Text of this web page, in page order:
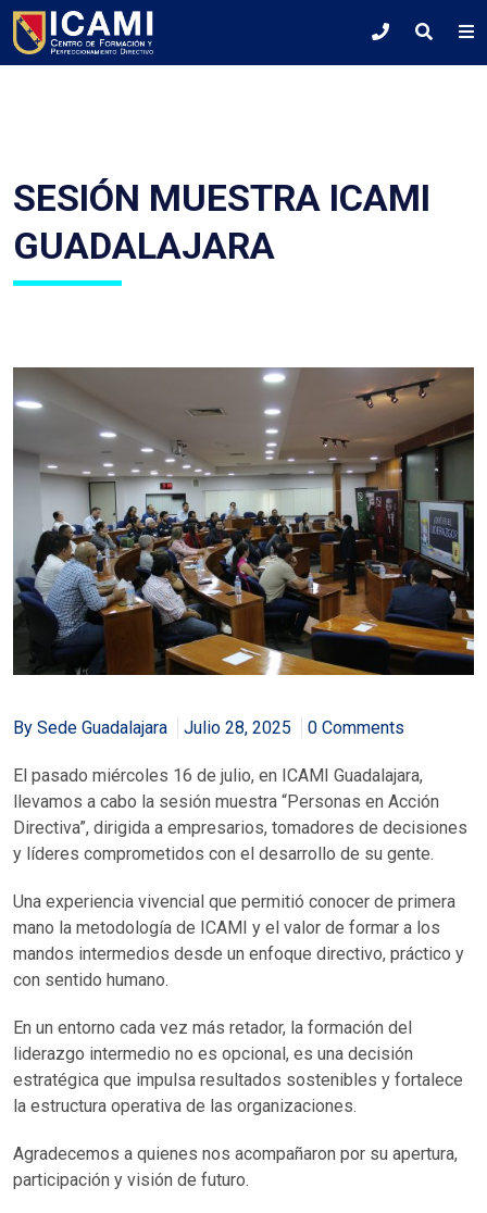
SESIÓN MUESTRA ICAMI
GUADALAJARA
By Sede Guadalajara Julio 28, 2025 0 Comments
El pasado miércoles 16 de julio, en ICAMI Guadalajara,
llevamos a cabo la sesión muestra “Personas en Acción
Directiva”, dirigida a empresarios, tomadores de decisiones
y líderes comprometidos con el desarrollo de su gente.
Una experiencia vivencial que permitió conocer de primera
mano la metodología de ICAMI y el valor de formar a los
mandos intermedios desde un enfoque directivo, práctico y
con sentido humano.
En un entorno cada vez más retador, la formación del
liderazgo intermedio no es opcional, es una decisión
estratégica que impulsa resultados sostenibles y fortalece
la estructura operativa de las organizaciones.
Agradecemos a quienes nos acompañaron por su apertura,
participación y visión de futuro.